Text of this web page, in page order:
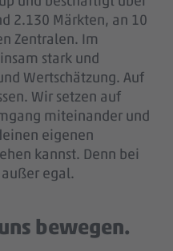
2.130 Märkten, an 10
Zentralen. Im
stark und
Wertschätzung. Auf
Wir setzen auf
miteinander und
eigenen
kannst. Denn bei
außer egal.
bewegen.